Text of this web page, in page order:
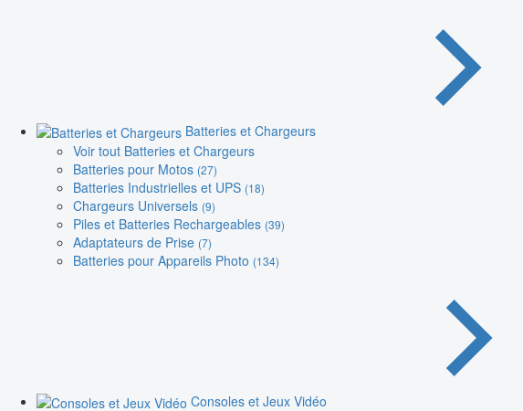
Batteries et Chargeurs
Voir tout Batteries et Chargeurs
Batteries pour Motos (27)
Batteries Industrielles et UPS (18)
Chargeurs Universels (9)
Piles et Batteries Rechargeables (39)
Adaptateurs de Prise (7)
Batteries pour Appareils Photo (134)
Consoles et Jeux Vidéo